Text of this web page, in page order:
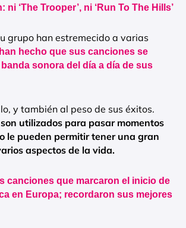
‘The Trooper’, ni ‘Run To The Hills’
grupo han estremecido a varias
han hecho que sus canciones se
sonora del día a día de sus
y también al peso de sus éxitos.
utilizados para pasar momentos
le pueden permitir tener una gran
aspectos de la vida.
canciones que marcaron el inicio de
en Europa; recordaron sus mejores